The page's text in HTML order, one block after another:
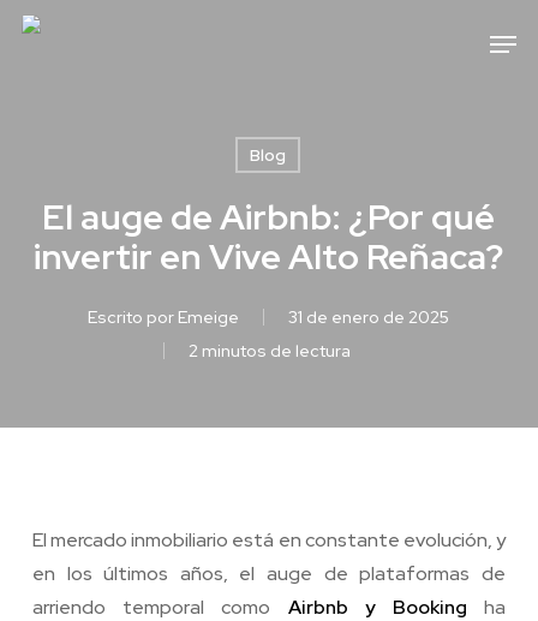
Skip
Blog
El auge de Airbnb: ¿Por qué
invertir en Vive Alto Reñaca?
Escrito por Emeige
31 de enero de 2025
2 minutos de lectura
El mercado inmobiliario está en constante evolución, y
en los últimos años, el auge de plataformas de
arriendo temporal como Airbnb y Booking
ha